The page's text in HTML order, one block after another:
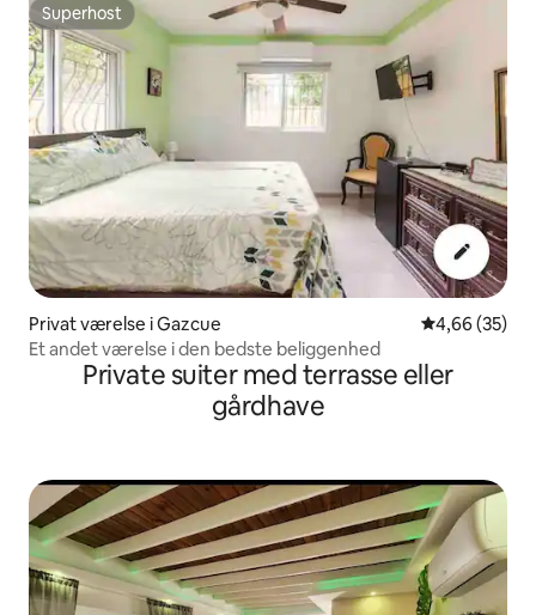
Superhost
Superhost
Privat værelse i Gazcue 4,66 ud af 5 i
4,66 (35)
Et andet værelse i den bedste beliggenhed
Private suiter med terrasse eller
gårdhave